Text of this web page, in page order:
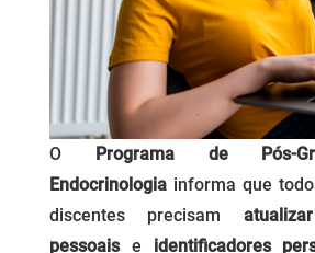
O Programa de Pós-
Endocrinologia informa que
discentes precisam
pessoaise identificadores